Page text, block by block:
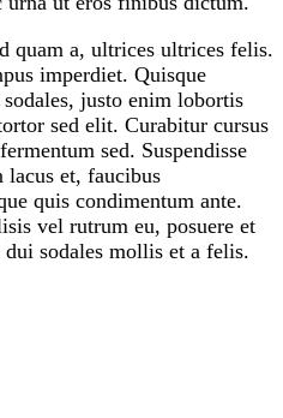
quam a, ultrices ultrices felis.
imperdiet. Quisque
justo enim lobortis
sed elit. Curabitur cursus
sed. Suspendisse
lacus et, faucibus
quis condimentum ante.
vel rutrum eu, posuere et
sodales mollis et a felis.